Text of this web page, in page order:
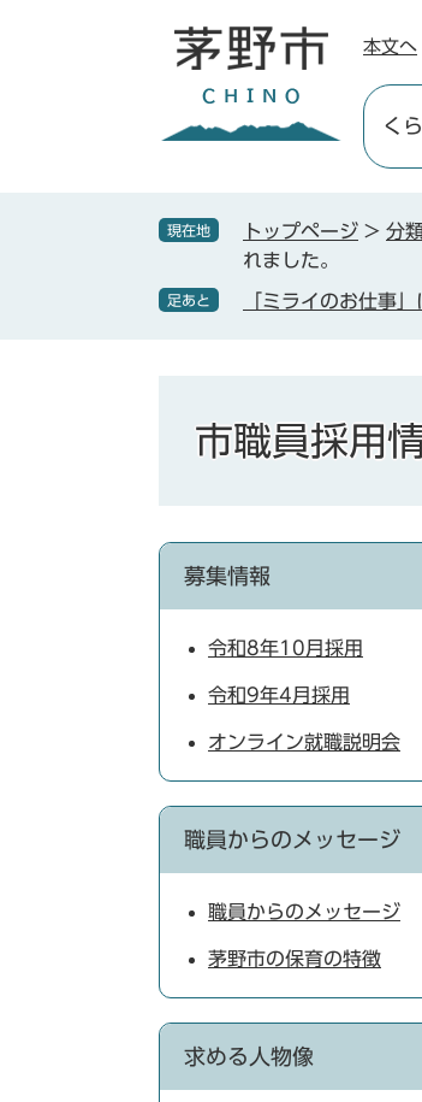
本文へ
く
現在地 トップページ > 分
れました。
足あと 「ミライのお仕事
市職員採用
募集情報
令和8年10月採用
令和9年4月採用
オンライン就職説明会
職員からのメッセージ
職員からのメッセージ
茅野市の保育の特徴
求める人物像